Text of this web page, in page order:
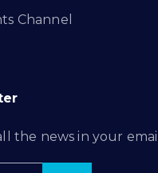
Channel
the news in your